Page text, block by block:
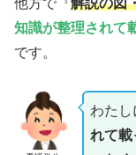
他方で『 解説の図
知識が整理されて
です。
わたし
れて載